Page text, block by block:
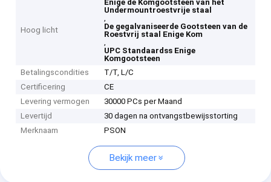
Hoog licht
Enige de Komgootsteen van het
Undermountroestvrije staal
,
De gegalvaniseerde Gootsteen van de
Roestvrij staal Enige Kom
,
UPC Standaardss Enige
Komgootsteen
Betalingscondities
T/T, L/C
Certificering
CE
Levering vermogen
30000 PCs per Maand
Levertijd
30 dagen na ontvangstbewijsstorting
Merknaam
PSON
Bekijk meer